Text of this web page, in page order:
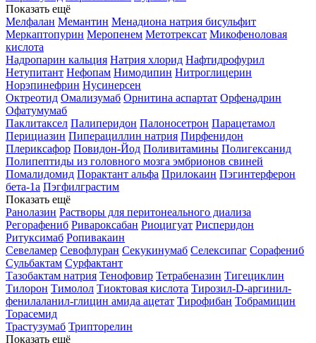
Показать ещё
Мелфалан Мемантин Менадиона натрия бисульфит
Меркаптопурин Меропенем Метотрексат Микофеноловая
кислота
Надропарин кальция Натрия хлорид Нафтидрофурил
Нетупитант Нефопам Нимодипин Нитроглицерин
Норэпинефрин Нусинерсен
Октреотид Омализумаб Орнитина аспартат Орфенадрин
Офатумумаб
Паклитаксел Палиперидон Палоносетрон Парацетамол
Перициазин Пиперациллин натрия Пирфенидон
Плериксафор Повидон-Йод Поливитамины Полигексанид
Полипептиды из головного мозга эмбрионов свиней
Помалидомид Порактант альфа Прилокаин Пэгинтерферон
бета-1a Пэгфилграстим
Показать ещё
Ранолазин Растворы для перитонеального диализа
Регорафениб Ривароксабан Риоцигуат Рисперидон
Ритуксимаб Ропивакаин
Севеламер Севофлуран Секукинумаб Селексипаг Сорафениб
Сульбактам Сурфактант
Тазобактам натрия Тенофовир Тетрабеназин Тигециклин
Тилорон Тимолол Тиоктовая кислота Тирозил-D-аргинил-
фенилаланил-глицин амида ацетат Тирофибан Тобрамицин
Торасемид
Трастузумаб Трипторелин
Показать ещё